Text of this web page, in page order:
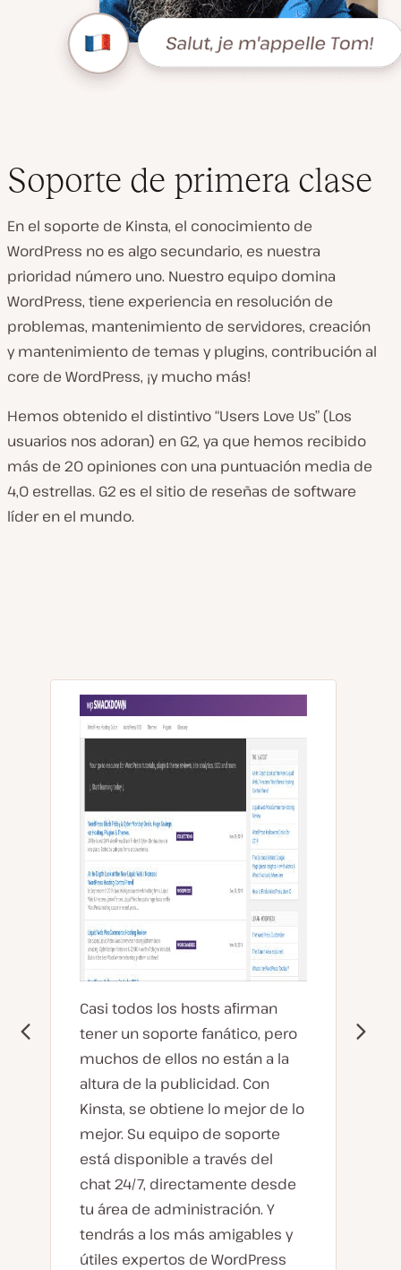
Soporte de primera clase
En el soporte de Kinsta, el conocimiento de
WordPress no es algo secundario, es nuestra
prioridad número uno. Nuestro equipo domina
WordPress, tiene experiencia en resolución de
problemas, mantenimiento de servidores, creación
y mantenimiento de temas y plugins, contribución al
core de WordPress, ¡y mucho más!
Hemos obtenido el distintivo “Users Love Us” (Los
usuarios nos adoran) en G2, ya que hemos recibido
más de 20 opiniones con una puntuación media de
4,0 estrellas. G2 es el sitio de reseñas de software
líder en el mundo.
Casi todos los hosts afirman
tener un soporte fanático, pero
muchos de ellos no están a la
altura de la publicidad. Con
Kinsta, se obtiene lo mejor de lo
mejor. Su equipo de soporte
está disponible a través del
chat 24/7, directamente desde
tu área de administración. Y
tendrás a los más amigables y
útiles expertos de WordPress